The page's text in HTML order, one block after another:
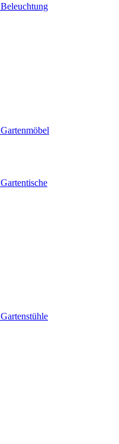
Beleuchtung
Gartenmöbel
Gartentische
Gartenstühle